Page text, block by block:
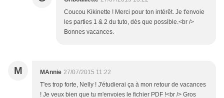
Coucou Kikinette ! Merci pour ton intérêt. Je t'envoie
les parties 1 & 2 du tuto, dès que possible.<br />
Bonnes vacances.
M MAnnie 27/07/2015 11:22
T'es trop forte, Nelly ! J'étudierai ça à mon retour de vacances
! Je veux bien que tu m'envoies le fichier PDF !<br /> Gros